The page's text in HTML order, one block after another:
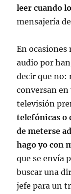
leer cuando
mensajería
En ocasiones
audio por
decir que no:
conversan
televisión
telefónicas o
de meterse
hago yo con
que se envía
buscar una
jefe para un